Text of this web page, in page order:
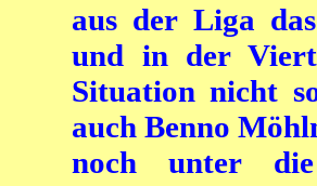
aus der Liga
und in der
Situation nicht
auch Benno
noch unter